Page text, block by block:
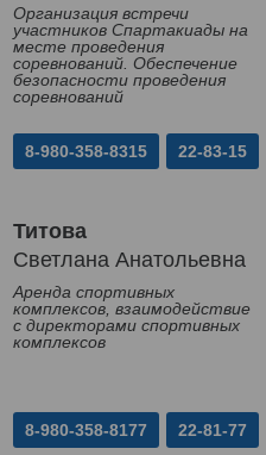
Организация встречи
участников Спартакиады на
месте проведения
соревнований. Обеспечение
безопасности проведения
соревнований
8-980-358-8315 22-83-15
Титова
Светлана Анатольевна
Аренда спортивных
комплексов, взаимодействие
с директорами спортивных
комплексов
8-980-358-8177 22-81-77